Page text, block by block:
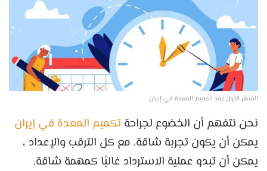
الشهر الأول بعد تكميم المعدة في إيران
نحن نتفهم أن الخضوع لجراحة تكميم المعدة في إيران
يمكن أن يكون تجربة شاقة. مع كل الترقب والإعداد ،
يمكن أن تبدو عملية الاسترداد غالبًا كمهمة شاقة.